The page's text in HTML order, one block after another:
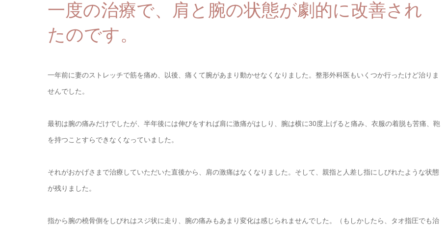
一度の治療で、肩と腕の状態が劇的に改善され
たのです。
一年前に妻のストレッチで筋を痛め、以後、痛くて腕があまり動かせなくなりました。整形外科医もいくつか行ったけど治りま
せんでした。
最初は腕の痛みだけでしたが、半年後には伸びをすれば肩に激痛がはしり、腕は横に30度上げると痛み、衣服の着脱も苦痛、鞄
を持つことすらできなくなっていました。
それがおかげさまで治療していただいた直後から、肩の激痛はなくなりました。そして、親指と人差し指にしびれたような状態
が残りました。
指から腕の橈骨側をしびれはスジ状に走り、腕の痛みもあまり変化は感じられませんでした。（もしかしたら、タオ指圧でも治